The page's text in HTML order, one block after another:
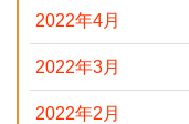
2022年4月
2022年3月
2022年2月